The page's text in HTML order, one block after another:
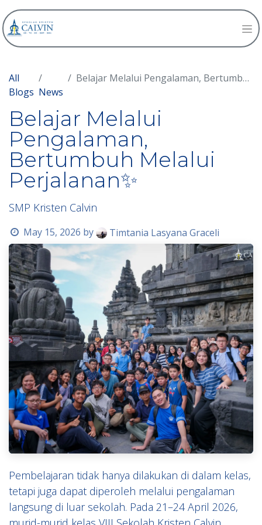
All
Blogs News
Belajar Melalui Pengalaman, Bertumbuh Melalui Perjalanan✨
Belajar Melalui
Pengalaman,
Bertumbuh Melalui
Perjalanan✨
SMP Kristen Calvin
May 15, 2026 by Timtania Lasyana Graceli
Pembelajaran tidak hanya dilakukan di dalam kelas,
tetapi juga dapat diperoleh melalui pengalaman
langsung di luar sekolah. Pada 21–24 April 2026,